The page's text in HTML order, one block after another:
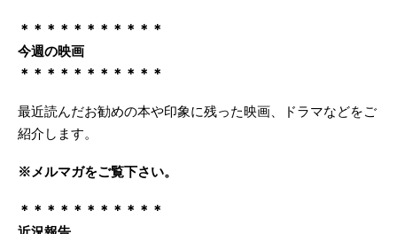
＊＊＊＊＊＊＊＊＊＊＊
今週の映画
＊＊＊＊＊＊＊＊＊＊＊
最近読んだお勧めの本や印象に残った映画、ドラマなどをご
紹介します。
※メルマガをご覧下さい。
＊＊＊＊＊＊＊＊＊＊＊